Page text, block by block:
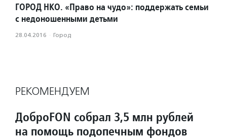
ГОРОД НКО. «Право на чудо»: поддержать семьи
с недоношенными детьми
28.04.2016 · Город
РЕКОМЕНДУЕМ
ДоброFON собрал 3,5 млн рублей
на помощь подопечным фондов